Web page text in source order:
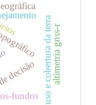
uso e cobertura da terraaltimetria gnss-r
fundos